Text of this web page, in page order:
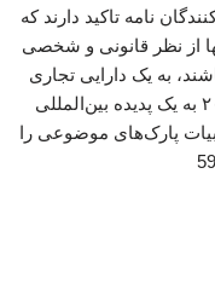
نامه تاکید دارند که
از نظر قانونی و شخصی
به یک دارایی تجاری
دائمی تبدیل شود. «پپا پیگ» از سال ۲۰۰۴ به یک پدیده بین‌المللی
پارک‌های موضوعی را